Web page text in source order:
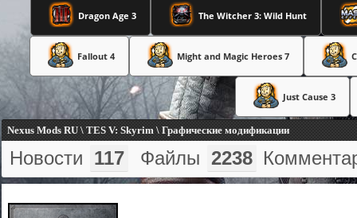
Dragon Age 3 The Witcher 3: Wild Hunt
Fallout 4 Might and Magic Heroes 7
Just Cause 3
Nexus Mods RU \ TES V: Skyrim \ Графические модификации
Новости 117 Файлы 2238